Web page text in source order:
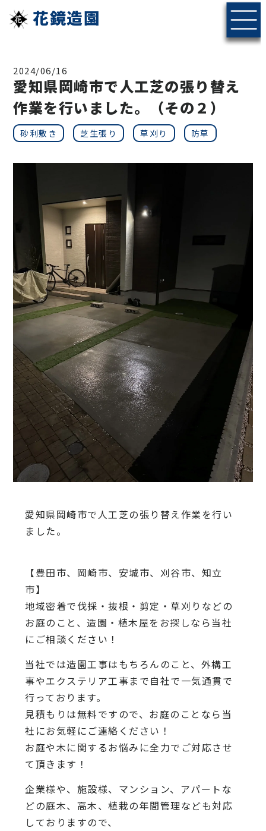
花鏡造園
2024/06/16
愛知県岡崎市で人工芝の張り替え
作業を行いました。（その２）
砂利敷き 芝生張り 草刈り 防草
愛知県岡崎市で人工芝の張り替え作業を行い
ました。
【豊田市、岡崎市、安城市、刈谷市、知立
市】
地域密着で伐採・抜根・剪定・草刈りなどの
お庭のこと、造園・植木屋をお探しなら当社
にご相談ください！
当社では造園工事はもちろんのこと、外構工
事やエクステリア工事まで自社で一気通貫で
行っております。
見積もりは無料ですので、お庭のことなら当
社にお気軽にご連絡ください！
お庭や木に関するお悩みに全力でご対応させ
て頂きます！
企業様や、施設様、マンション、アパートな
どの庭木、高木、植栽の年間管理なども対応
しておりますので、